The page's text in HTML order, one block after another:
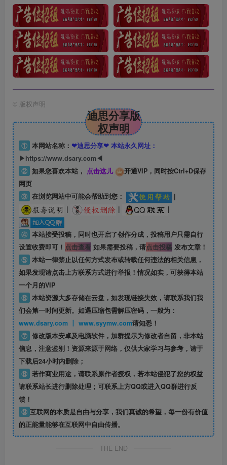
© 版权声明
迪思分享版
权声明
① 本网站名称： ❤迪思分享❤ 本站永久网址：
▶https://www.dsary.com◀
② 如果您喜欢本站， 点击这儿
开通VIP，同时按Ctrl+D保存
网页
③ 在浏览网站中可能会帮助到您：
|
|
| |
④ 本站接受投稿，同时也开启了创作分成，投稿用户只需自行
设置收费即可！ 点击查看如果需要投稿，请点击投稿发布文章！
⑤ 本站一律禁止以任何方式发布或转载任何违法的相关信息，
如果发现请点击上方联系方式进行举报！情况如实，可获得本站
一个月的VIP
⑥ 本站资源大多存储在云盘，如发现链接失效，请联系我们我
们会第一时间更新。如遇压缩包需解压密码，一般为：
www.dsary.com 丨 www.syymw.com请知悉！
⑦ 修改版本安卓及电脑软件，加群提示为修改者自留， 非本站
信息，注意鉴别！资源来源于网络，仅供大家学习与参考，请于
下载后24小时内删除；
⑧ 若作商业用途，请联系原作者授权，若本站侵犯了您的权益
请联系站长进行删除处理；可联系上方QQ或进入QQ群进行反
馈！
⑨ 互联网的本质是自由与分享，我们真诚的希望，每一份有价值
的正能量能够在互联网中自由传播。
THE END